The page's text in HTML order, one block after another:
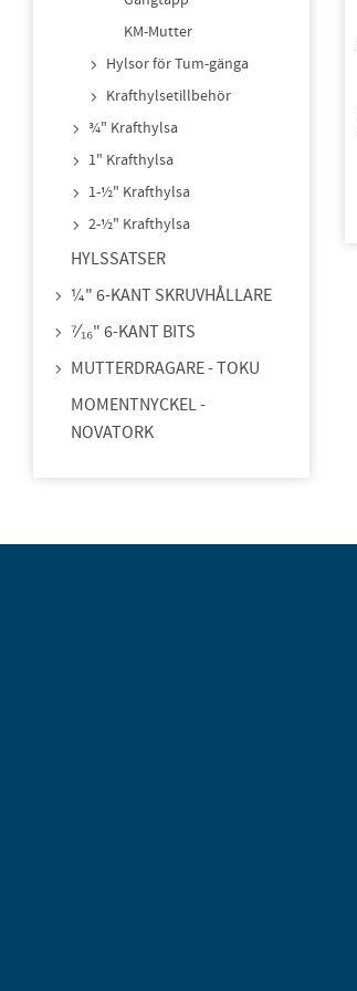
KM-Mutter
Hylsor för Tum-gänga
Krafthylsetillbehör
¾" Krafthylsa
1" Krafthylsa
1-½" Krafthylsa
2-½" Krafthylsa
HYLSSATSER
¼" 6-KANT SKRUVHÅLLARE
⁷⁄₁₆" 6-KANT BITS
MUTTERDRAGARE - TOKU
MOMENTNYCKEL -
NOVATORK